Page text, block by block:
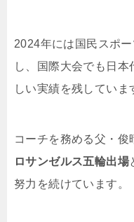
2024年には国民スポ
し、国際大会でも日
しい実績を残していま
コーチを務める父・
ロサンゼルス五輪出場
努力を続けています。